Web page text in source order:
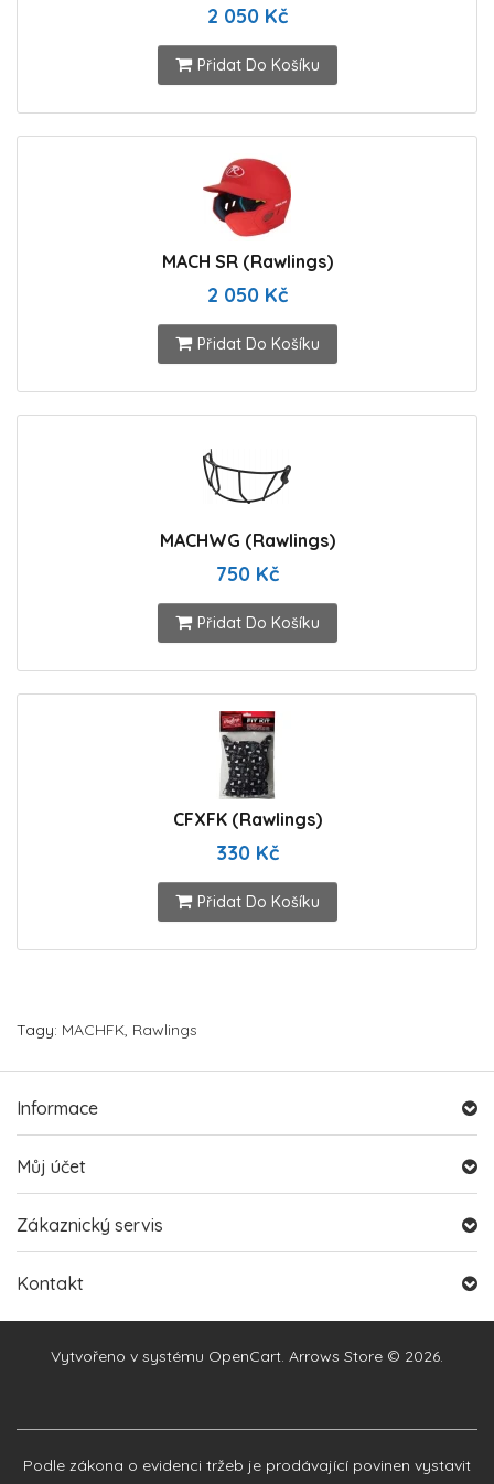
2 050 Kč
Přidat Do Košíku
MACH SR (Rawlings)
2 050 Kč
Přidat Do Košíku
MACHWG (Rawlings)
750 Kč
Přidat Do Košíku
CFXFK (Rawlings)
330 Kč
Přidat Do Košíku
Tagy: MACHFK, Rawlings
Informace
Můj účet
Zákaznický servis
Kontakt
Vytvořeno v systému OpenCart. Arrows Store © 2026.
Podle zákona o evidenci tržeb je prodávající povinen vystavit